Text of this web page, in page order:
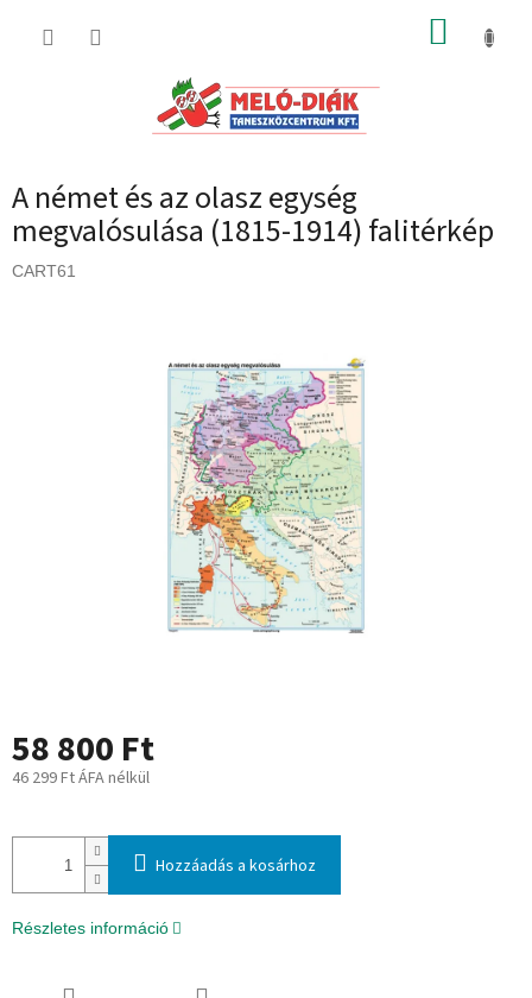
KOSÁR
A német és az olasz egység
megvalósulása (1815-1914) falitérkép
CART61
58 800 Ft
46 299 Ft ÁFA nélkül
Hozzáadás a kosárhoz
Részletes információ